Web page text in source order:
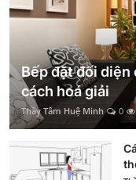
Bếp đặt đối
cách hoá giải
Thầy Tâm Huệ Minh 0